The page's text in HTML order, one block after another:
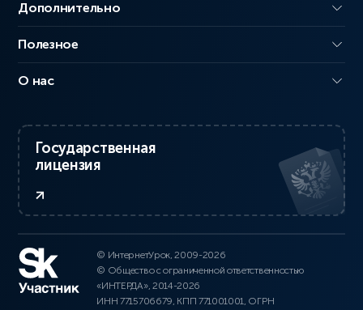
Дополнительно
Полезное
О нас
Государственная
лицензия
© ИнтернетУрок, 2009-2026
© Общество с ограниченной ответственностью
«ИНТЕРДА», 2014-2026
ИНН 7715706679, КПП 771001001, ОГРН